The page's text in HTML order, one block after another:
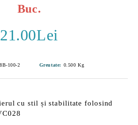
Buc.
21.00Lei
100-2 Greutate: 0.500 Kg
cu stil și stabilitate folosind